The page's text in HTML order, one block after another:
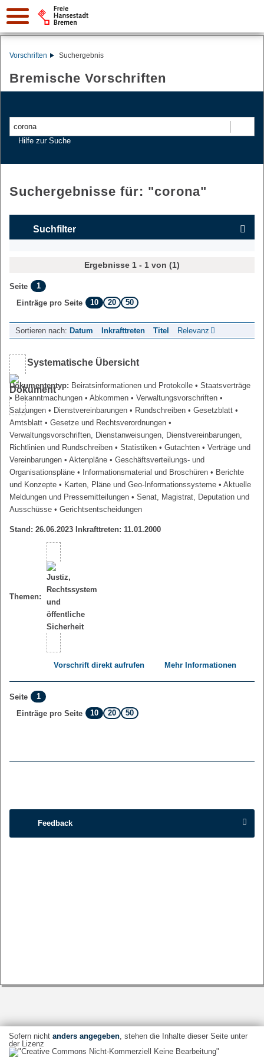
Vorschriften Suchergebnis
Bremische Vorschriften
Hilfe zur Suche
Suchergebnisse für: "corona"
Suchfilter
Ergebnisse 1 - 1 von (1)
Seite
1
Einträge pro Seite
10 20 50
Sortieren nach: Datum Inkrafttreten Titel Relevanz
Systematische Übersicht
Dokumententyp: Beiratsinformationen und Protokolle • Staatsverträge
• Bekanntmachungen • Abkommen • Verwaltungsvorschriften •
Satzungen • Dienstvereinbarungen • Rundschreiben • Gesetzblatt •
Amtsblatt • Gesetze und Rechtsverordnungen •
Verwaltungsvorschriften, Dienstanweisungen, Dienstvereinbarungen,
Richtlinien und Rundschreiben • Statistiken • Gutachten • Verträge und
Vereinbarungen • Aktenpläne • Geschäftsverteilungs- und
Organisationspläne • Informationsmaterial und Broschüren • Berichte
und Konzepte • Karten, Pläne und Geo-Informationssysteme • Aktuelle
Meldungen und Pressemitteilungen • Senat, Magistrat, Deputation und
Ausschüsse • Gerichtsentscheidungen
Stand: 26.06.2023 Inkrafttreten: 11.01.2000
Themen:
Vorschrift direkt aufrufen Mehr Informationen
Seite
1
Einträge pro Seite
10 20 50
Feedback
Sofern nicht anders angegeben, stehen die Inhalte dieser Seite unter
der Lizenz